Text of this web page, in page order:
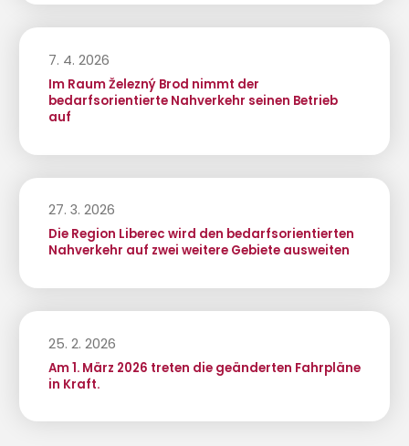
7. 4. 2026
Im Raum Železný Brod nimmt der
bedarfsorientierte Nahverkehr seinen Betrieb
auf
27. 3. 2026
Die Region Liberec wird den bedarfsorientierten
Nahverkehr auf zwei weitere Gebiete ausweiten
25. 2. 2026
Am 1. März 2026 treten die geänderten Fahrpläne
in Kraft.